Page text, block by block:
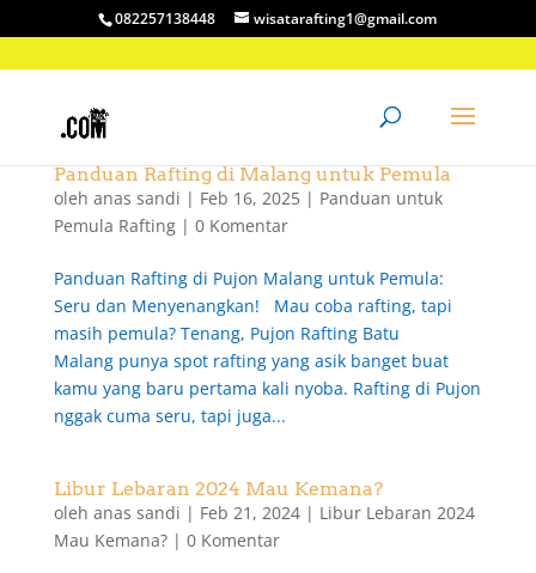
082257138448 wisatarafting1@gmail.com
Panduan Rafting di Malang untuk Pemula
oleh anas sandi | Feb 16, 2025| Panduan untuk
Pemula Rafting| 0 Komentar
Panduan Rafting di Pujon Malang untuk Pemula:
Seru dan Menyenangkan! Mau coba rafting, tapi
masih pemula? Tenang, Pujon Rafting Batu
Malang punya spot rafting yang asik banget buat
kamu yang baru pertama kali nyoba. Rafting di Pujon
nggak cuma seru, tapi juga...
Libur Lebaran 2024 Mau Kemana?
oleh anas sandi | Feb 21, 2024| Libur Lebaran 2024
Mau Kemana?| 0 Komentar